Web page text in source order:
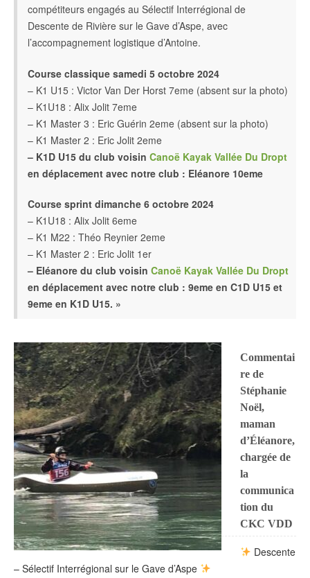
compétiteurs engagés au Sélectif Interrégional de
Descente de Rivière sur le Gave d’Aspe, avec
l’accompagnement logistique d’Antoine.
Course classique samedi 5 octobre 2024
– K1 U15 : Victor Van Der Horst 7eme (absent sur la photo)
– K1U18 : Alix Jolit 7eme
– K1 Master 3 : Eric Guérin 2eme (absent sur la photo)
– K1 Master 2 : Eric Jolit 2eme
– K1D U15 du club voisin Canoë Kayak Vallée Du Dropt
en déplacement avec notre club : Eléanore 10eme
Course sprint dimanche 6 octobre 2024
– K1U18 : Alix Jolit 6eme
– K1 M22 : Théo Reynier 2eme
– K1 Master 2 : Eric Jolit 1er
– Eléanore du club voisin Canoë Kayak Vallée Du Dropt
en déplacement avec notre club : 9eme en C1D U15 et
9eme en K1D U15. »
Commentai
re de
Stéphanie
Noël,
maman
d’Éléanore,
chargée de
la
communica
tion du
CKC VDD
Descente
– Sélectif Interrégional sur le Gave d’Aspe